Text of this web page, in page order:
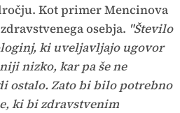
Kot primer Mencinova
osebja. "Število
ki uveljavljajo ugovor
nizko, kar pa še ne
ostalo. Zato bi bilo potrebno
ki bi zdravstvenim